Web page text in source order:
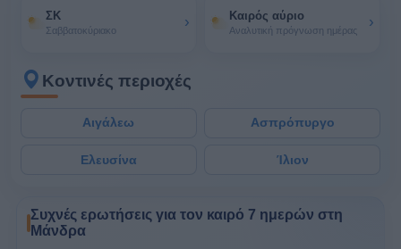
ΣΚ
Σαββατοκύριακο › Καιρός αύριο
Αναλυτική πρόγνωση ημέρας ›
Κοντινές περιοχές
Αιγάλεω Ασπρόπυργο
Ελευσίνα Ίλιον
Συχνές ερωτήσεις για τον καιρό 7 ημερών στη
Μάνδρα